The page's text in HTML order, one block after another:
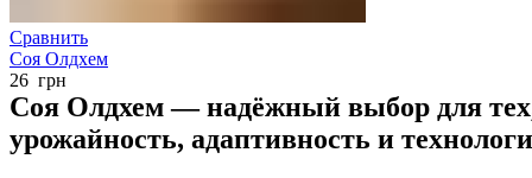
Сравнить
Соя Олдхем
26 грн
Соя Олдхем — надёжный выбор для
урожайность, адаптивность и